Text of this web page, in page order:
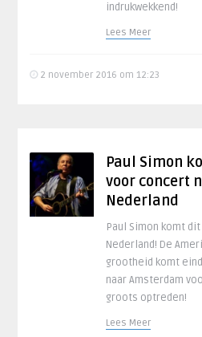
indrukwekkend!
Lees Meer
2 november 2016 om 12:23
Paul Simon
voor concert
Nederland
Paul Simon komt
Nederland! De
grootheid komt
naar Amsterdam
groots optreden!
Lees Meer